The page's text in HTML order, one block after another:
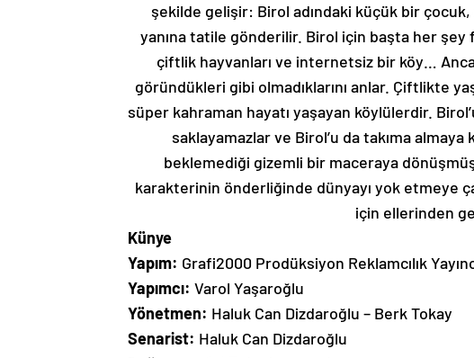
şekilde gelişir: Birol adındaki küçük bir
yanına tatile gönderilir. Birol için başta her şey
çiftlik hayvanları ve internetsiz bir köy…
göründükleri gibi olmadıklarını anlar. Çiftlikte
süper kahraman hayatı yaşayan köylülerdir.
saklayamazlar ve Birol’u da takıma
beklemediği gizemli bir maceraya
karakterinin önderliğinde dünyayı yok etmeye
için ellerinden
Künye
Yapım: Grafi2000 Prodüksiyon Reklamcılık
Yapımcı: Varol Yaşaroğlu
Yönetmen: Haluk Can Dizdaroğlu – Berk Tokay
Senarist: Haluk Can Dizdaroğlu